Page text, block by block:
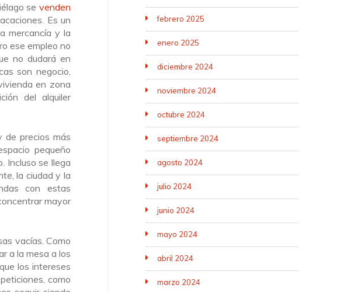
se venden
Es un
mercancía y la
ese empleo no
no dudará en
son negocio,
en zona
del alquiler
de precios más
pequeño
Incluso se llega
la ciudad y la
con estas
mayor
vacías. Como
a la mesa a los
los intereses
como
febrero 2025
enero 2025
diciembre 2024
noviembre 2024
octubre 2024
septiembre 2024
agosto 2024
julio 2024
junio 2024
mayo 2024
abril 2024
marzo 2024